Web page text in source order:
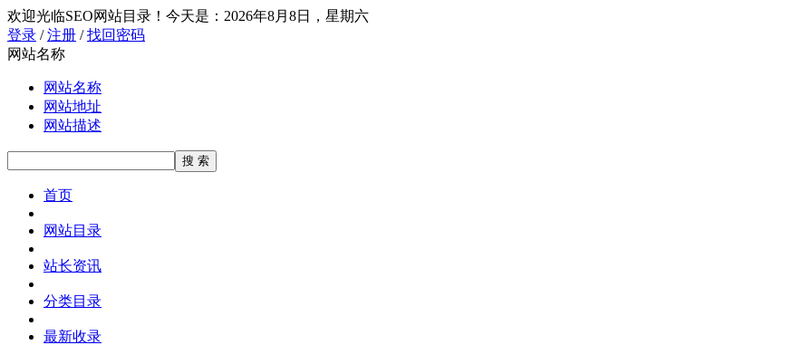
欢迎光临SEO网站目录！ 今天是：2026年8月8日，星期六
登录 /注册 /找回密码
网站名称
网站名称
网站地址
网站描述
首页
网站目录
站长资讯
分类目录
最新收录